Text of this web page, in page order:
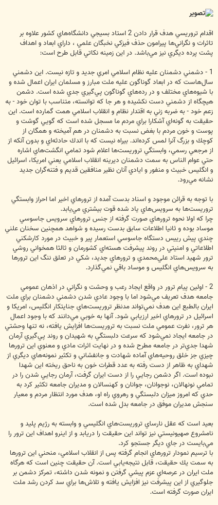
اقدام تروريسي هدف قرار دادن 2 استاد بسيجي دانشگاه‌هاي كشور علاوه بر
تاثرات و نگراني‌ها پيرامون حذف فيزكي نخبگان علمي ، داراي ابعاد و اهداف
پشت پرده ديگري نيز مي‌باشد. در اين زمينه نكاتي قابل طرح است:
1 - دشمني دشمنان عليه نظام اسلامي امري جديد و تازه نيست. اين دشمني
سال‌هاست كه در ابعاد گوناگون عليه ملت مبارز و مسلمان ايران اعمال شده و
با شيوه‌هاي مختلف و در رده‌هاي گوناگون پي‌گيري جدي شده است. دشمن
هيچگاه از دشمني دست نكشيده و هر جا كه توانسته، متناسب با توان خود - به
زعم خود - به ضربه زني به اقتدار نظام و انقلاب اسلامي همت گمارده است. اين
حقيقت به گونه‌اي آشكارا براي مردم ما مسجل شده است كه گويي گوشت و
پوست و خون مردم با بغض نسبت به دشمنان در هم آميخته و همگان از
كوچك و بزرگ آنرا لمس كرده‌اند. بيراه نيست كه با اندك حادثه‌اي و بدون آنكه از
از مرجعي رسمي، وابستگي تروريست‌ها اعلام شود تمامي انگشت‌هاي اشاره
حتي عوام الناس به سمت دشمنان ديرينه انقلاب اسلامي يعني امريكا، اسرائيل
و انگليس خبيث و منفور و ايادي آنان نظير منافقين قديم و فتنه‌گران جديد
نشانه مي‌رود.
با توجه به قرائن موجود و اسناد بدست آمده از ترورهاي اخير اما احراز وابستگي
تروريست‌ها به سرويس‌هاي ياد شده قوت بيشتري مي‌يابد.
چرا كه اولا نحوه ترورهاي صورت گرفته از جنس ترورهاي سرويس جاسوسي
موساد بوده و ثانيا اطلاعات سابق بدست رسيده و شواهد همچنين سخنان علني
چندي پيش رييس دستگاه جاسوسي استعمار پير و خبيث در مورد كارشكني‌
اطلاعاتي و امنيتي در روند پيشرفت هسته‌اي كشورمان و ثالثا همخواني روشي
ترور شهيد استاد علي‌محمدي و ترورهاي جديد، شكي در تعلق ننگ اين ترورها
به سرويس‌هاي انگليس و موساد باقي نمي‌گذارد.
2 - اولين پيام ترور در واقع ايجاد رعب و وحشت و نگراني در اذهان عمومي
جامعه هدف تعريف مي‌شود اما با وجود عادي شدن دشمني دشمنان براي ملت
ايران بالطبع اين هدف نمي‌تواند مدنظر تروريست‌هاي جنايتكار انگليس، امريكا و
اسرائيل در ترورهاي اخير ارزيابي شود. آنها به خوبي مي‌دانند كه با وجود اعمال
هر ترور، نفرت عمومي ملت نسبت به تروريست‌ها افزايش يافته، نه تنها وحشتي
در جامعه ايجاد نمي‌شود كه سرعت دلبستگي به شهيدان و روند پي‌گيري آرمان
شهدا جدي‌تر در جامعه مطرح شده و در نهايت اثرات مادي و معنوي اين ترورها
چيزي جز خلق روحيه‌هاي آماده شهادت و جانفشاني و تكثير نمونه‌هاي ديگري از
شهداي به ظاهر از دست رفته به عدد قطرات خون به ناحق ريخته اين شهدا
نبوده است. اگر دشمن رجايي را از دست ايران گرفت، آرمان رجايي شدن را در
تمامي نونهالان، نوجوانان، جوانان و كهنسالان و مديران جامعه تكثير كرد به
حدي كه امروز ميزان دلبستگي و رهروي راه او، هدف مورد انتظار مردم و معيار
سنجش مديران موفق در جامعه بدل شده است.
بعيد است كه عقل نارساي تروريست‌هاي انگليسي و وابسته به رژيم پليد و
نامشروع صهيونيستي نيز تواند اين حقيقت را دريابد و از اينرو اهداف اين ترور را
مي‌بايست در جاي ديگر جستجو كرد.
با ترسيم نمودار ترورهاي انجام گرفته پس از انقلاب اسلامي، منحني اين ترورها
به سمت يك حقيقت، قابل نتيجه‌يابي است. آن حقيقت چنين است كه هرگاه
ملت ايران در عرصه‌اي عزم پيشي گرفتن و نمونه شدن داشته، تمركز دشمن بر
جلوگيري از اين پيشرفت نيز افزايش يافته و تلاش‌ها براي سد كردن رشد ملت
ايران صورت گرفته است.